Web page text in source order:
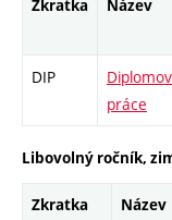
Zkratka Název
DIP
práce
Libovolný ročník,
Zkratka Název